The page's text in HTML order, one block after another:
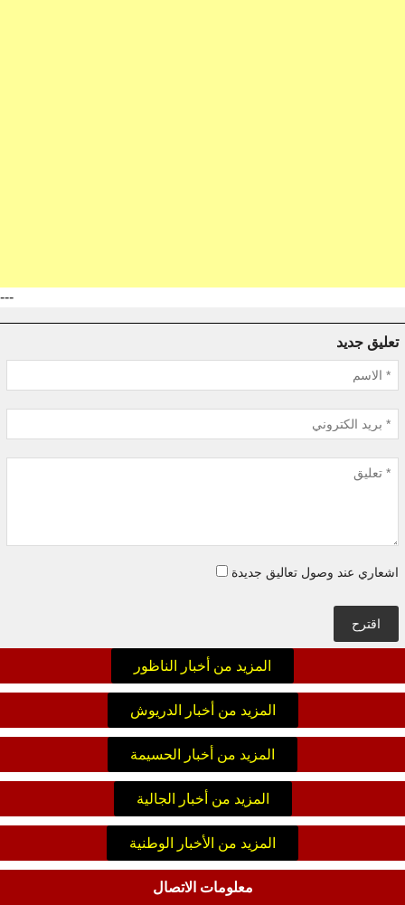
---
تعليق جديد
اشعاري عند وصول تعاليق جديدة
اقترح
المزيد من أخبار الناظور
المزيد من أخبار الدريوش
المزيد من أخبار الحسيمة
المزيد من أخبار الجالية
المزيد من الأخبار الوطنية
معلومات الاتصال